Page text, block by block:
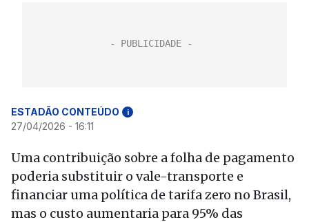
ESTADÃO CONTEÚDO i
27/04/2026 - 16:11
Uma contribuição sobre a folha de pagamento
poderia substituir o vale-transporte e
financiar uma política de tarifa zero no Brasil,
mas o custo aumentaria para 95% das